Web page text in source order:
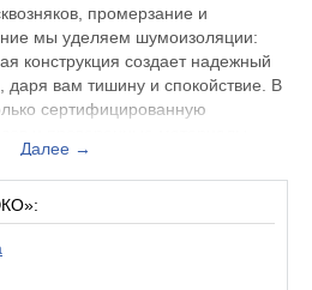
промерзание и
мы уделяем шумоизоляции:
конструкция создает надежный
даря вам тишину и спокойствие. В
сертифицированную
влаги и перепадам температур.
— это не просто слова, а наша
Далее →